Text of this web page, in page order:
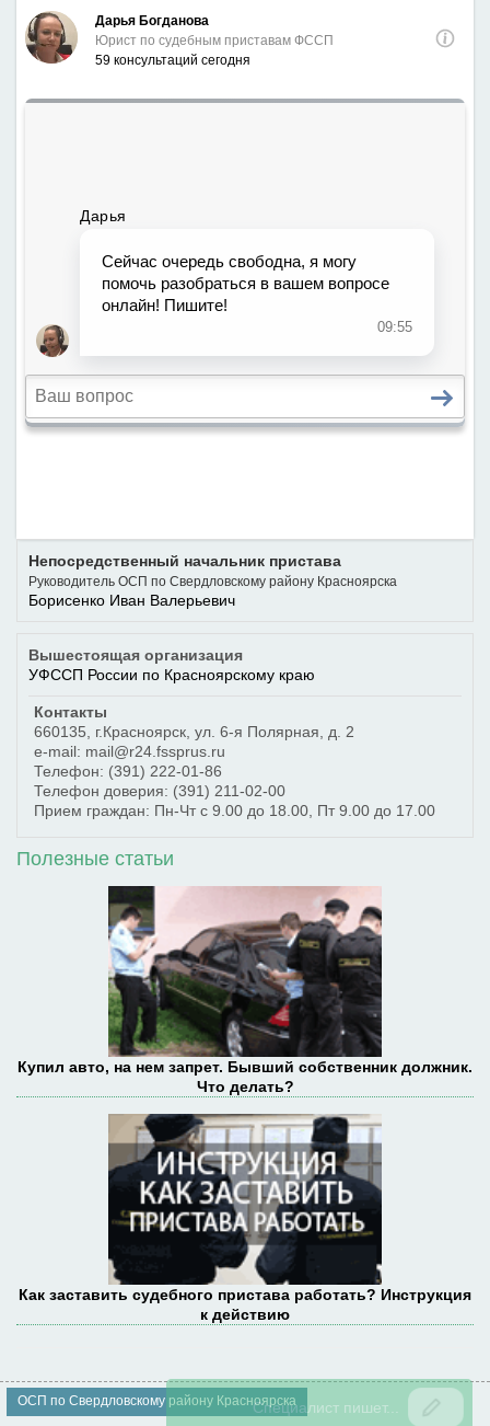
Непосредственный начальник пристава
Руководитель ОСП по Свердловскому району Красноярска
Борисенко Иван Валерьевич
Вышестоящая организация
УФССП России по Красноярскому краю
Контакты
660135
г.Красноярск ул. 6-я Полярная, д. 2
e-mail: mail@r24.fssprus.ru
Телефон: (391) 222-01-86
Телефон доверия: (391) 211-02-00
Прием граждан: Пн-Чт с 9.00 до 18.00, Пт 9.00 до 17.00
Полезные статьи
Купил авто, на нем запрет. Бывший собственник должник.
Что делать?
Как заставить судебного пристава работать? Инструкция
к действию
ОСП по Свердловскому району Красноярска